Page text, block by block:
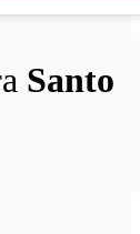
Santo